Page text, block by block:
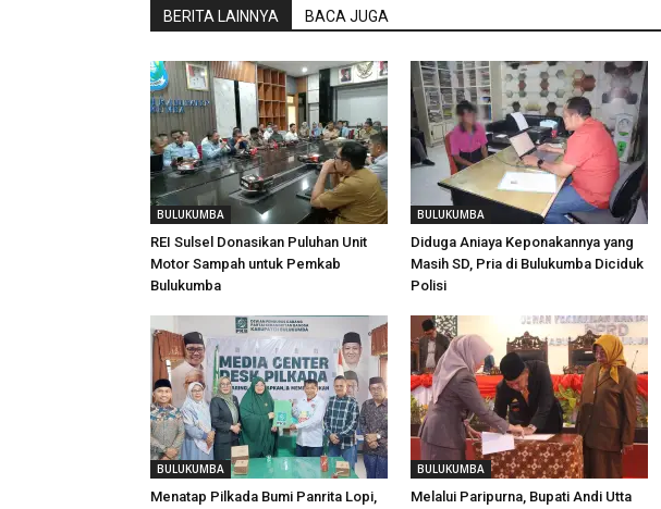
BERITA LAINNYA BACA JUGA
BULUKUMBA
REI Sulsel Donasikan Puluhan Unit
Motor Sampah untuk Pemkab
Bulukumba
BULUKUMBA
Diduga Aniaya Keponakannya yang
Masih SD, Pria di Bulukumba Diciduk
Polisi
BULUKUMBA
Menatap Pilkada Bumi Panrita Lopi,
BULUKUMBA
Melalui Paripurna, Bupati Andi Utta